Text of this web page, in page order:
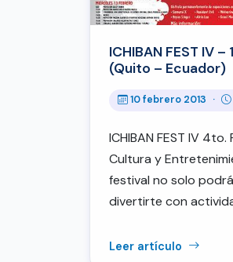
ICHIBAN FEST IV
(Quito – Ecuador)
10 febrero 2013 ·
ICHIBAN FEST IV
Cultura y
festival no solo
divertirte con
Leer artículo